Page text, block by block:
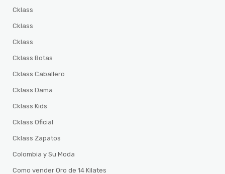
Cklass
Cklass
Cklass
Cklass Botas
Cklass Caballero
Cklass Dama
Cklass Kids
Cklass Oficial
Cklass Zapatos
Colombia y Su Moda
Como vender Oro de 14 Kilates